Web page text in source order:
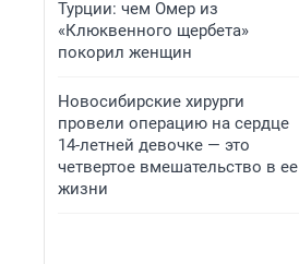
Турции: чем Омер из
«Клюквенного щербета»
покорил женщин
Новосибирские хирурги
провели операцию на сердце
14-летней девочке — это
четвертое вмешательство в ее
жизни